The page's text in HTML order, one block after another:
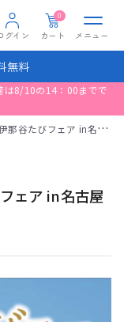
無料
グイン
0
カート
メニュー
は8/10の14：00までで
フェア in名古屋 中日ビル』
ェア in名古屋